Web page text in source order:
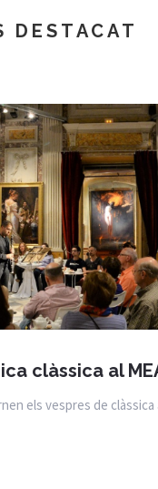
DESTACAT
clàssica al
els vespres de clàssica